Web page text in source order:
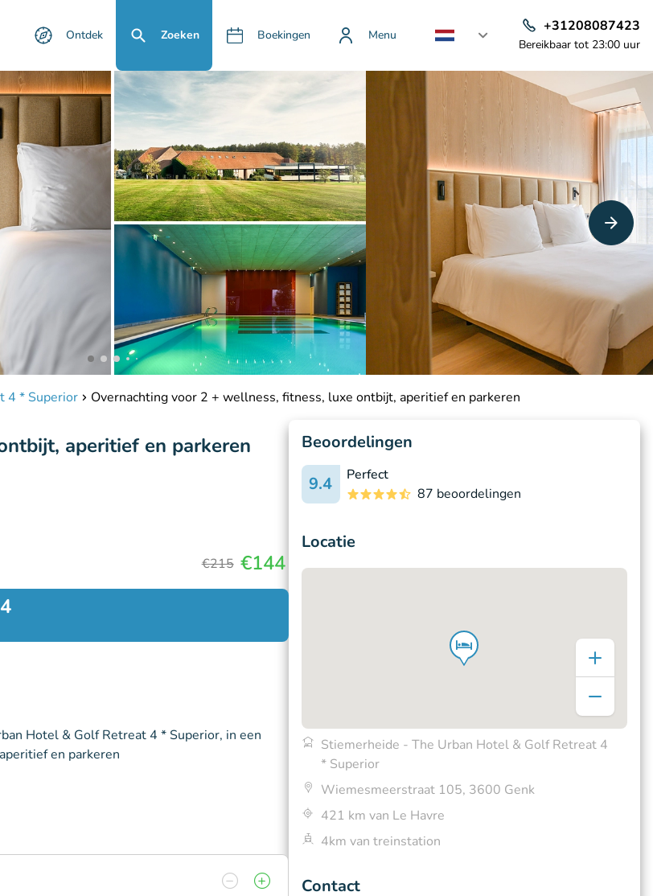
Ontdek Zoeken Boekingen Menu
+31208087423
Bereikbaar tot 23:00 uur
4 * Superior Overnachting voor 2 + wellness, fitness, luxe ontbijt, aperitief en parkeren
aperitief en parkeren
€215 €144
Hotel & Golf Retreat 4 * Superior, in een
en parkeren
Beoordelingen
9.4
Perfect
87 beoordelingen
Locatie
Stiemerheide - The Urban Hotel & Golf Retreat 4
* Superior
Wiemesmeerstraat 105, 3600 Genk
421 km van Le Havre
4km van treinstation
Contact